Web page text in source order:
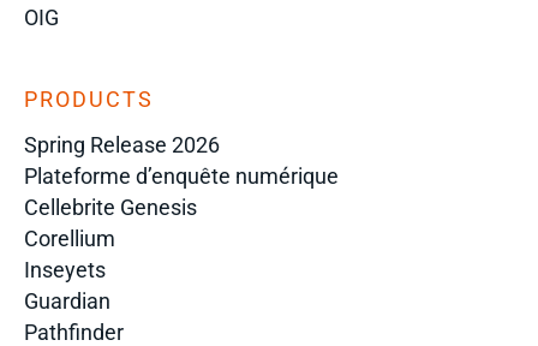
OIG
PRODUCTS
Spring Release 2026
Plateforme d’enquête numérique
Cellebrite Genesis
Corellium
Inseyets
Guardian
Pathfinder